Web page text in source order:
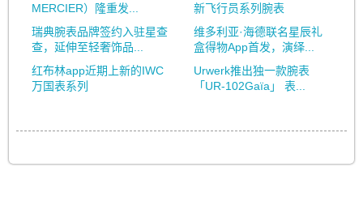
MERCIER）隆重发...
新飞行员系列腕表
瑞典腕表品牌签约入驻星查
查，延伸至轻奢饰品...
维多利亚·海德联名星辰礼
盒得物App首发，演绎...
红布林app近期上新的IWC
万国表系列
Urwerk推出独一款腕表
「UR-102Gaïa」 表...